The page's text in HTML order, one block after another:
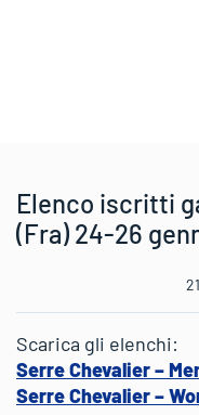
Elenco iscritti
(Fra) 24-26
Scarica gli elenchi:
Serre Chevalier –
Serre Chevalier –